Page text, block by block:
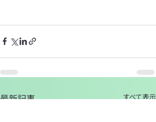
最新記事 すべて表示